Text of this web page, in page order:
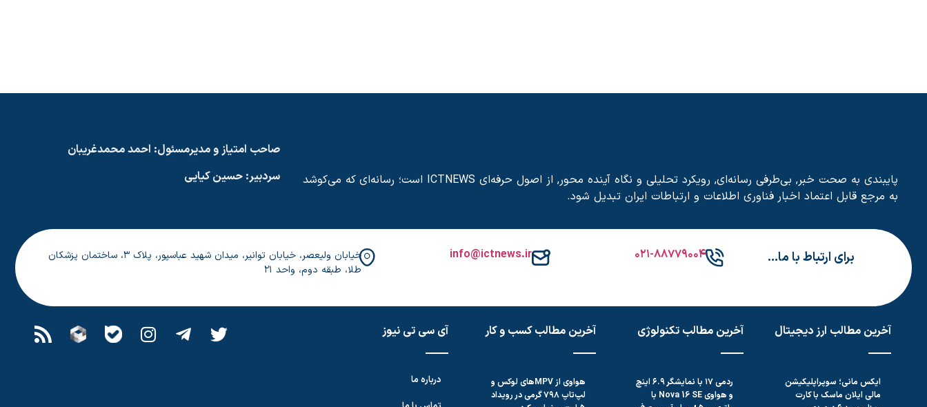
پایبندی به صحت خبر, بی‌طرفی رسانه‌ای, رویکرد تحلیلی و نگاه آینده محور, از اصول حرفه‌ای ICTNEWS است؛ رسانه‌ای که می‌کوشد
به مرجع قابل اعتماد اخبار فناوری اطلاعات و ارتباطات ایران تبدیل شود.
صاحب امتیاز و مدیرمسئول: احمد محمدغریبان
سردبیر: حسین کیایی
برای ارتباط با ما… ۰۲۱-۸۸۷۷۹۰۰۴ info@ictnews.ir
خیابان ولیعصر، خیابان توانیر، میدان شهید عباسپور، پلاک ۳، ساختمان پزشکان
طلا، طبقه دوم، واحد ۲۱
آخرین مطالب ارز دیجیتال
ایکس مانی؛ سوپراپلیکیشن
مالی ایلان ماسک با کارت
آخرین مطالب تکنولوژی
ردمی ۱۷ با نمایشگر ۶.۹ اینچ
و هواوی Nova 16 SE با
آخرین مطالب کسب و کار
هواوی از MPVهای لوکس و
لپ‌تاپ ۷۹۸ گرمی در رویداد
آی سی تی نیوز
درباره ما